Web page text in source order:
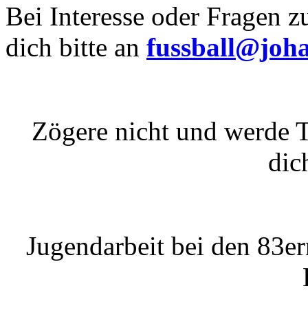
Bei Interesse oder Fragen
dich bitte an
Zögere nicht und werde
Jugendarbeit bei den